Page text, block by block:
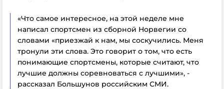
«Что самое интересное, на этой неделе мне
написал спортсмен из сборной Норвегии со
словами «приезжай к нам, мы соскучились. Меня
тронули эти слова. Это говорит о том, что есть
понимающие спортсмены, которые считают, что
лучшие должны соревноваться с лучшими», -
рассказал Большунов российским СМИ.